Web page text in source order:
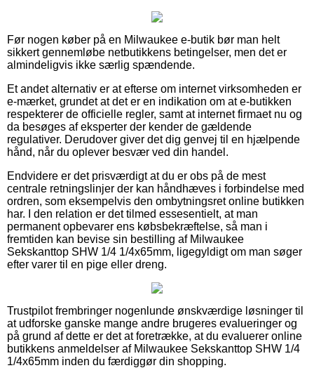
Før nogen køber på en Milwaukee e-butik bør man helt
sikkert gennemløbe netbutikkens betingelser, men det er
almindeligvis ikke særlig spændende.
Et andet alternativ er at efterse om internet virksomheden er
e-mærket, grundet at det er en indikation om at e-butikken
respekterer de officielle regler, samt at internet firmaet nu og
da besøges af eksperter der kender de gældende
regulativer. Derudover giver det dig genvej til en hjælpende
hånd, når du oplever besvær ved din handel.
Endvidere er det prisværdigt at du er obs på de mest
centrale retningslinjer der kan håndhæves i forbindelse med
ordren, som eksempelvis den ombytningsret online butikken
har. I den relation er det tilmed essesentielt, at man
permanent opbevarer ens købsbekræftelse, så man i
fremtiden kan bevise sin bestilling af Milwaukee
Sekskanttop SHW 1/4 1/4x65mm, ligegyldigt om man søger
efter varer til en pige eller dreng.
Trustpilot frembringer nogenlunde ønskværdige løsninger til
at udforske ganske mange andre brugeres evalueringer og
på grund af dette er det at foretrække, at du evaluerer online
butikkens anmeldelser af Milwaukee Sekskanttop SHW 1/4
1/4x65mm inden du færdiggør din shopping.